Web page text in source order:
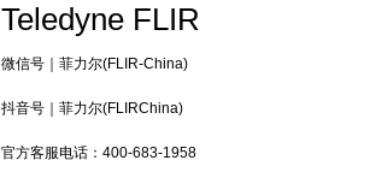
Teledyne FLIR
微信号｜菲力尔(FLIR-China)
抖音号｜菲力尔(FLIRChina)
官方客服电话：400-683-1958